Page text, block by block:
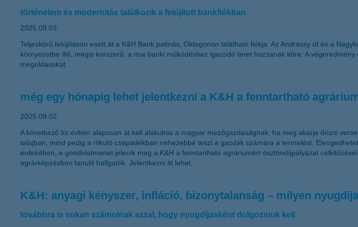
történelem és modernitás találkozik a felújított bankfiókban
2025.09.03.
Teljeskörű felújításon esett át a K&H Bank patinás, Oktogonon található fiókja. Az Andrássy út és a
környezetbe illő, mégis korszerű, a mai banki működéshez igazodó teret hozzanak létre. A
megoldásokat.
még egy hónapig lehet jelentkezni a K&H a fenntartható
2025.09.02.
A következő tíz évben alaposan át kell alakulnia a magyar mezőgazdaságnak, ha meg akarja őrizni
talajban, mind pedig a ritkuló csapadékban nehezebbé teszi a gazdák számára a termelést.
érdekében, e gondolatmenet jelenik meg a K&H a fenntartható agráriumért ösztöndíjpályázat
agrárképzésben tanuló hallgatók. Jelentkezni itt lehet.
K&H: anyagi kényszer, infláció, bizonytalanság – milyen
továbbra is sokan számolnak azzal, hogy nyugdíjasként dolgozniuk kell